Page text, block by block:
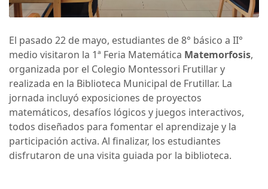
El pasado 22 de mayo, estudiantes de 8° básico a II°
medio visitaron la 1ª Feria Matemática Matemorfosis,
organizada por el Colegio Montessori Frutillar y
realizada en la Biblioteca Municipal de Frutillar. La
jornada incluyó exposiciones de proyectos
matemáticos, desafíos lógicos y juegos interactivos,
todos diseñados para fomentar el aprendizaje y la
participación activa. Al finalizar, los estudiantes
disfrutaron de una visita guiada por la biblioteca.